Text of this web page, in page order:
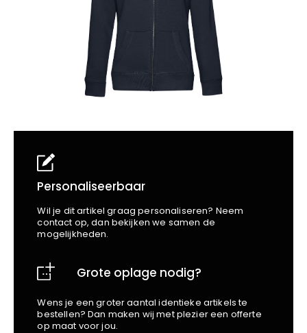
Business Wellness Kapper
Beechfield
Blakläder
Claude
Edge Safety
Harvest
Heckel
Hydrowear
Jassz
Kariban
Personaliseerbaar
Wil je dit artikel graag personaliseren? Neem
contact op, dan bekijken we samen de
mogelijkheden.
Grote oplage nodig?
Wens je een groter aantal identieke artikels te
bestellen? Dan maken wij met plezier een offerte
op maat voor jou.